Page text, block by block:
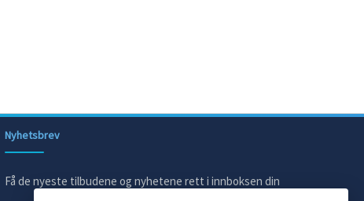
Nyhetsbrev
Få de nyeste tilbudene og nyhetene rett i innboksen din